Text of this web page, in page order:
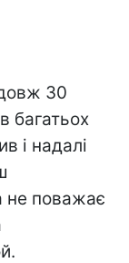
30
багатьох
і надалі
не поважає